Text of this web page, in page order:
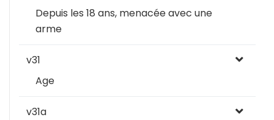
Depuis les 18 ans, menacée avec une
arme
v31
Age
v31a